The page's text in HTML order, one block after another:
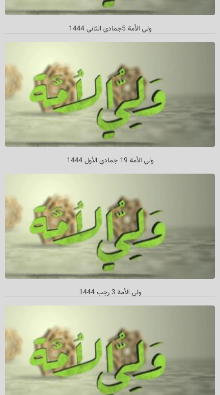
ولي الأمة 5جمادي الثاني 1444
ولي الأمة 19 جمادي الأول 1444
ولي الأمة 3 رجب 1444